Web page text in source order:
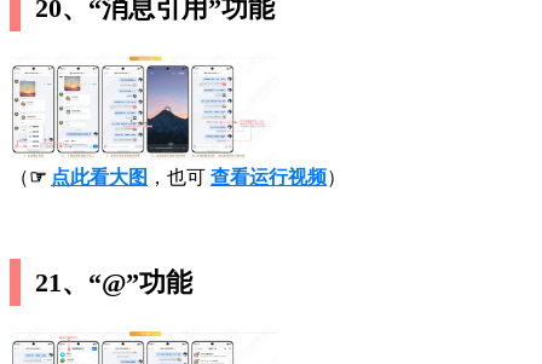
20、“消息引用”功能
（☞ 点此看大图 ，也可 查看运行视频）
21、“@”功能